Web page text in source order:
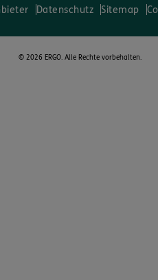
Datenschutz Sitemap
© 2026 ERGO. Alle Rechte vorbehalten.